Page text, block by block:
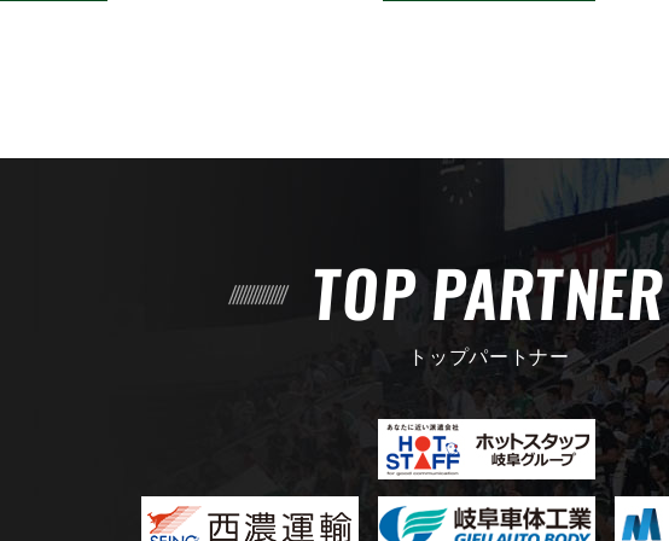
TOP PARTNER
トップパートナー